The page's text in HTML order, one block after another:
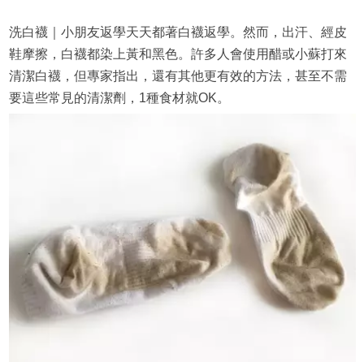
洗白襪｜小朋友返學天天都著白襪返學。然而，出汗、經皮
鞋摩擦，白襪都染上黃和黑色。許多人會使用醋或小蘇打來
清潔白襪，但專家指出，還有其他更有效的方法，甚至不需
要這些常見的清潔劑，1種食材就OK。